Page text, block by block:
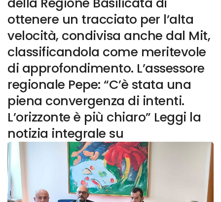
ottenere un tracciato per l’alta
velocità, condivisa anche dal Mit,
classificandola come meritevole
di approfondimento. L’assessore
regionale Pepe: “C’è stata una
piena convergenza di intenti.
L’orizzonte è più chiaro” Leggi la
notizia integrale su